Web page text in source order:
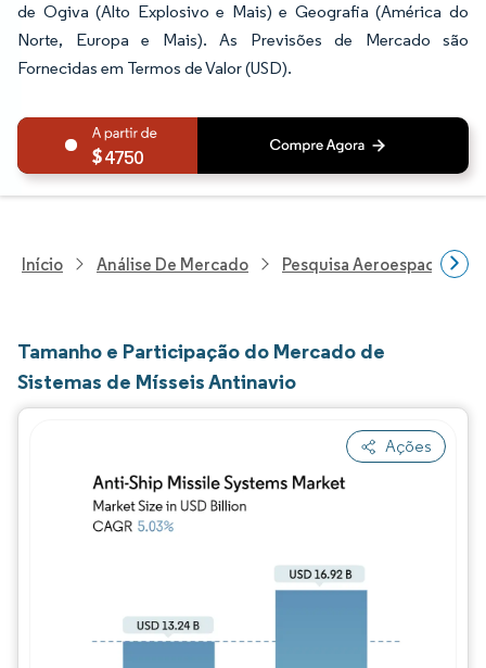
de Ogiva (Alto Explosivo e Mais) e Geografia (América do
Norte, Europa e Mais). As Previsões de Mercado são
Fornecidas em Termos de Valor (USD).
4750
Início Análise De Mercado Pesquisa Aeroespacial E
Tamanho e Participação do Mercado de
Sistemas de Mísseis Antinavio
Ações